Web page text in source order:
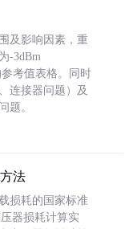
及影响因素，重
-3dBm
考值表格。同时
连接器问题）及
题。
法
损耗的国家标准
压器损耗计算实